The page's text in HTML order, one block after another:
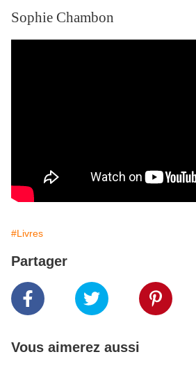
Sophie Chambon
#Livres
Partager
Vous aimerez aussi